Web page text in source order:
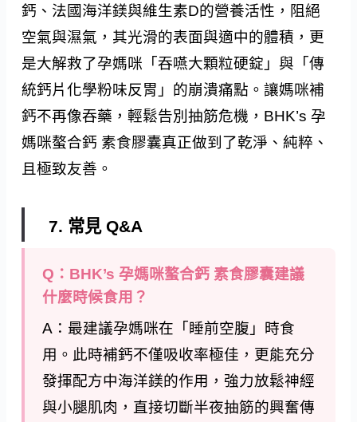
鈣、法國海洋鎂與維生素D的營養活性，阻絕
空氣與濕氣，其光滑的表面與適中的體積，更
是大解救了孕媽咪「吞嚥大顆粒硬錠」與「傳
統鈣片化學粉味反胃」的崩潰痛點。讓媽咪補
鈣不再像吞藥，輕鬆告別抽筋危機，BHK’s 孕
媽咪螯合鈣 素食膠囊真正做到了乾淨、純粹、
且極致友善。
7. 常見 Q&A
Q：BHK’s 孕媽咪螯合鈣 素食膠囊建議
什麼時候食用？
A：最建議孕媽咪在「睡前空腹」時食
用。此時補鈣不僅吸收率極佳，更能充分
發揮配方中海洋鎂的作用，強力放鬆神經
與小腿肌肉，直接切斷半夜抽筋的興奮傳